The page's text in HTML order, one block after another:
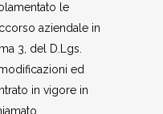
le
aziendale in
3, del D.Lgs.
ed
in vigore in